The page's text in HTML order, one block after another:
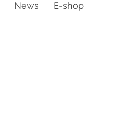
News E-shop